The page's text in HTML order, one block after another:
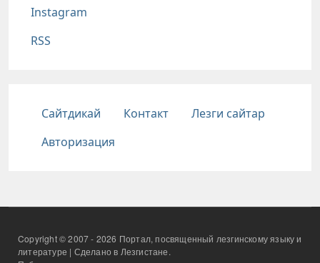
Instagram
RSS
Подвал
Сайтдикай Контакт
Лезги сайтар
Авторизация
Copyright © 2007 - 2026 Портал, посвященный лезгинскому языку и
литературе | Сделано в Лезгистане.